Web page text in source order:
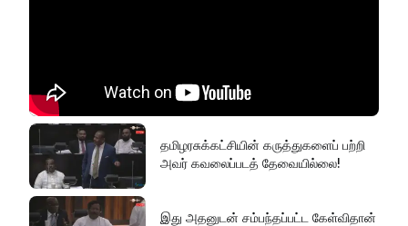
தமிழரசுக்கட்சியின் கருத்துகளைப் பற்றி
அவர் கவலைப்படத் தேவையில்லை!
இது அதனுடன் சம்பந்தப்பட்ட கேள்விதான்